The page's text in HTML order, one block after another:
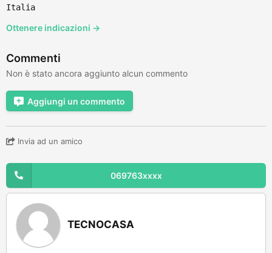
Italia
Ottenere indicazioni →
Commenti
Non è stato ancora aggiunto alcun commento
Aggiungi un commento
Invia ad un amico
069763xxxx
TECNOCASA